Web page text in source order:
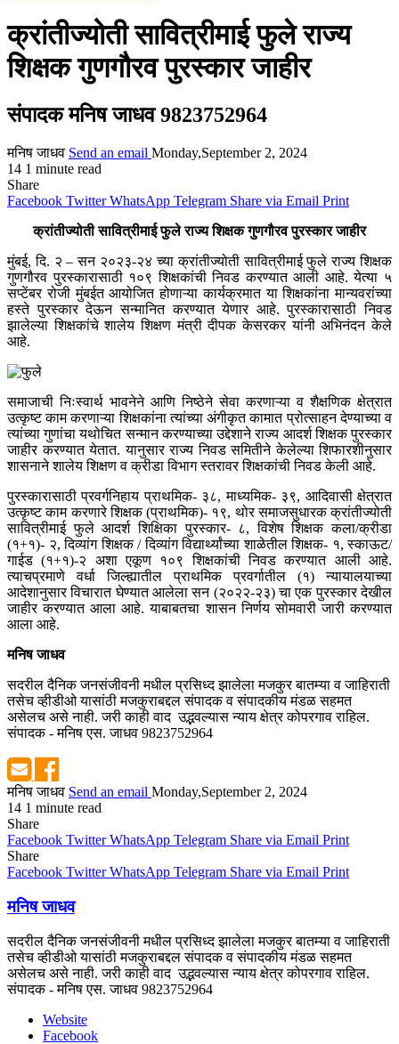
क्रांतीज्योती सावित्रीमाई फुले राज्य
शिक्षक गुणगौरव पुरस्कार जाहीर
संपादक मनिष जाधव 9823752964
मनिष जाधव Send an email Monday,September 2, 2024
14 1 minute read
Share
Facebook Twitter WhatsApp Telegram Share via Email Print
क्रांतीज्योती सावित्रीमाई फुले राज्य शिक्षक गुणगौरव पुरस्कार जाहीर
मुंबई, दि. २ – सन २०२३-२४ च्या क्रांतीज्योती सावित्रीमाई फुले राज्य शिक्षक
गुणगौरव पुरस्कारासाठी १०९ शिक्षकांची निवड करण्यात आली आहे. येत्या ५
सप्टेंबर रोजी मुंबईत आयोजित होणाऱ्या कार्यक्रमात या शिक्षकांना मान्यवरांच्या
हस्ते पुरस्कार देऊन सन्मानित करण्यात येणार आहे. पुरस्कारासाठी निवड
झालेल्या शिक्षकांचे शालेय शिक्षण मंत्री दीपक केसरकर यांनी अभिनंदन केले
आहे.
समाजाची निःस्वार्थ भावनेने आणि निष्ठेने सेवा करणाऱ्या व शैक्षणिक क्षेत्रात
उत्कृष्ट काम करणाऱ्या शिक्षकांना त्यांच्या अंगीकृत कामात प्रोत्साहन देण्याच्या व
त्यांच्या गुणांचा यथोचित सन्मान करण्याच्या उद्देशाने राज्य आदर्श शिक्षक पुरस्कार
जाहीर करण्यात येतात. यानुसार राज्य निवड समितीने केलेल्या शिफारशीनुसार
शासनाने शालेय शिक्षण व क्रीडा विभाग स्तरावर शिक्षकांची निवड केली आहे.
पुरस्कारासाठी प्रवर्गनिहाय प्राथमिक- ३८, माध्यमिक- ३९, आदिवासी क्षेत्रात
उत्कृष्ट काम करणारे शिक्षक (प्राथमिक)- १९, थोर समाजसुधारक क्रांतीज्योती
सावित्रीमाई फुले आदर्श शिक्षिका पुरस्कार- ८, विशेष शिक्षक कला/क्रीडा
(१+१)- २, दिव्यांग शिक्षक / दिव्यांग विद्यार्थ्यांच्या शाळेतील शिक्षक- १, स्काऊट/
गाईड (१+१)-२ अशा एकूण १०९ शिक्षकांची निवड करण्यात आली आहे.
त्याचप्रमाणे वर्धा जिल्ह्यातील प्राथमिक प्रवर्गातील (१) न्यायालयाच्या
आदेशानुसार विचारात घेण्यात आलेला सन (२०२२-२३) चा एक पुरस्कार देखील
जाहीर करण्यात आला आहे. याबाबतचा शासन निर्णय सोमवारी जारी करण्यात
आला आहे.
मनिष जाधव
सदरील दैनिक जनसंजीवनी मधील प्रसिध्द झालेला मजकुर बातम्या व जाहिराती
तसेच व्हीडीओ यासांठी मजकुराबद्दल संपादक व संपादकीय मंडळ सहमत
असेलच असे नाही. जरी काही वाद उद्भवल्यास न्याय क्षेत्र कोपरगाव राहिल.
संपादक - मनिष एस. जाधव 9823752964
मनिष जाधव Send an email Monday,September 2, 2024
14 1 minute read
Share
Facebook Twitter WhatsApp Telegram Share via Email Print
Share
Facebook Twitter WhatsApp Telegram Share via Email Print
मनिष जाधव
सदरील दैनिक जनसंजीवनी मधील प्रसिध्द झालेला मजकुर बातम्या व जाहिराती
तसेच व्हीडीओ यासांठी मजकुराबद्दल संपादक व संपादकीय मंडळ सहमत
असेलच असे नाही. जरी काही वाद उद्भवल्यास न्याय क्षेत्र कोपरगाव राहिल.
संपादक - मनिष एस. जाधव 9823752964
Website
Facebook